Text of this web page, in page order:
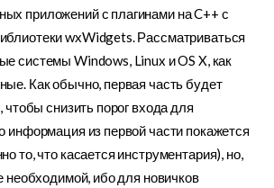
приложений с плагинами на C++ с
wxWidgets. Рассматриваться
системы Windows, Linux и OS X, как
Как обычно, первая часть будет
чтобы снизить порог входа для
информация из первой части покажется
то, что касается инструментария), но,
необходимой, ибо для новичков